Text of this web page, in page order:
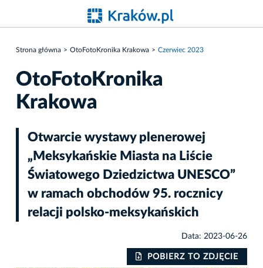
Strona główna OtoFotoKronika Krakowa Czerwiec 2023
OtoFotoKronika
Krakowa
Otwarcie wystawy plenerowej
„Meksykańskie Miasta na Liście
Światowego Dziedzictwa UNESCO”
w ramach obchodów 95. rocznicy
relacji polsko-meksykańskich
Data: 2023-06-26
POBIERZ TO ZDJĘCIE